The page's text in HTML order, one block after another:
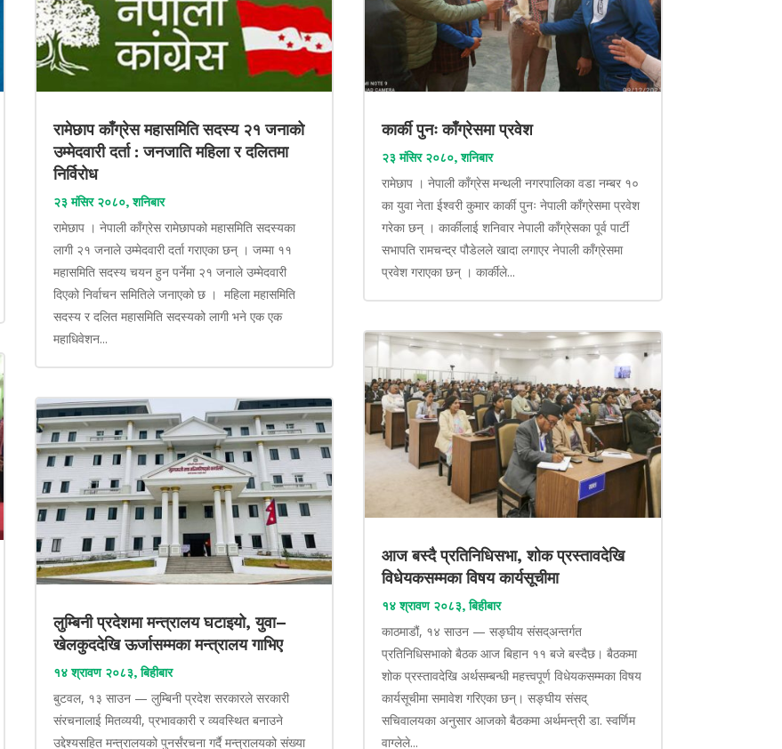
रामेछाप काँग्रेस महासमिति सदस्य २१ जनाको
उम्मेदवारी दर्ता : जनजाति महिला र दलितमा
निर्विरोध
२३ मंसिर २०८०, शनिबार
रामेछाप । नेपाली काँग्रेस रामेछापको महासमिति सदस्यका
लागी २१ जनाले उम्मेदवारी दर्ता गराएका छन् । जम्मा ११
महासमिति सदस्य चयन हुन पर्नेमा २१ जनाले उम्मेदवारी
दिएको निर्वाचन समितिले जनाएको छ । महिला महासमिति
सदस्य र दलित महासमिति सदस्यको लागी भने एक एक
महाधिवेशन...
लुम्बिनी प्रदेशमा मन्त्रालय घटाइयो, युवा–
खेलकुददेखि ऊर्जासम्मका मन्त्रालय गाभिए
१४ श्रावण २०८३, बिहीबार
बुटवल, १३ साउन — लुम्बिनी प्रदेश सरकारले सरकारी
संरचनालाई मितव्ययी, प्रभावकारी र व्यवस्थित बनाउने
उद्देश्यसहित मन्त्रालयको पुनर्संरचना गर्दै मन्त्रालयको संख्या
कार्की पुनः काँग्रेसमा प्रवेश
२३ मंसिर २०८०, शनिबार
रामेछाप । नेपाली काँग्रेस मन्थली नगरपालिका वडा नम्बर १०
का युवा नेता ईश्वरी कुमार कार्की पुनः नेपाली काँग्रेसमा प्रवेश
गरेका छन् । कार्कीलाई शनिवार नेपाली काँग्रेसका पूर्व पार्टी
सभापति रामचन्द्र पौडेलले खादा लगाएर नेपाली काँग्रेसमा
प्रवेश गराएका छन् । कार्कीले...
आज बस्दै प्रतिनिधिसभा, शोक प्रस्तावदेखि
विधेयकसम्मका विषय कार्यसूचीमा
१४ श्रावण २०८३, बिहीबार
काठमाडौं, १४ साउन — सङ्घीय संसद्अन्तर्गत
प्रतिनिधिसभाको बैठक आज बिहान ११ बजे बस्दैछ। बैठकमा
शोक प्रस्तावदेखि अर्थसम्बन्धी महत्त्वपूर्ण विधेयकसम्मका विषय
कार्यसूचीमा समावेश गरिएका छन्। सङ्घीय संसद्
सचिवालयका अनुसार आजको बैठकमा अर्थमन्त्री डा. स्वर्णिम
वाग्लेले...